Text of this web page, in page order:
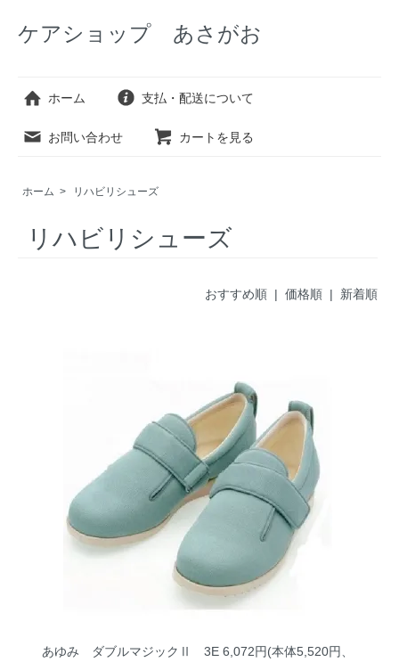
ケアショップ あさがお
ホーム 支払・配送について
お問い合わせ カートを見る
ホーム > リハビリシューズ
リハビリシューズ
おすすめ順 | 価格順| 新着順
あゆみ ダブルマジックⅡ 3E6,072円(本体5,520円、